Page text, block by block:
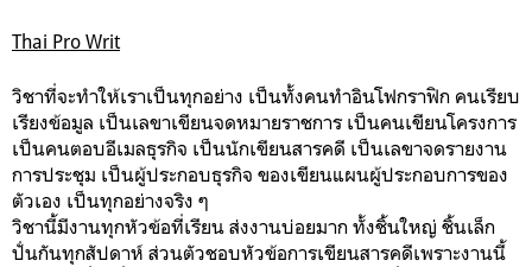
Thai Pro Writ
วิชาที่จะทำให้เราเป็นทุกอย่าง เป็นทั้งคนทำอินโฟกราฟิก คนเรียบ
เรียงข้อมูล เป็นเลขาเขียนจดหมายราชการ เป็นคนเขียนโครงการ
เป็นคนตอบอีเมลธุรกิจ เป็นนักเขียนสารคดี เป็นเลขาจดรายงาน
การประชุม เป็นผู้ประกอบธุรกิจ ของเขียนแผนผู้ประกอบการของ
ตัวเอง เป็นทุกอย่างจริง ๆ
วิชานี้มีงานทุกหัวข้อที่เรียน ส่งงานบ่อยมาก ทั้งชิ้นใหญ่ ชิ้นเล็ก
ปั่นกันทุกสัปดาห์ ส่วนตัวชอบหัวข้อการเขียนสารคดีเพราะงานนี้